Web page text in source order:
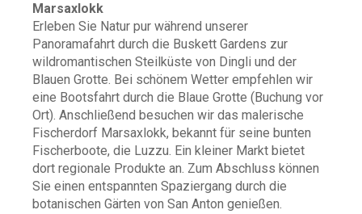
Marsaxlokk
Erleben Sie Natur pur während unserer
Panoramafahrt durch die Buskett Gardens zur
wildromantischen Steilküste von Dingli und der
Blauen Grotte. Bei schönem Wetter empfehlen wir
eine Bootsfahrt durch die Blaue Grotte (Buchung vor
Ort). Anschließend besuchen wir das malerische
Fischerdorf Marsaxlokk, bekannt für seine bunten
Fischerboote, die Luzzu. Ein kleiner Markt bietet
dort regionale Produkte an. Zum Abschluss können
Sie einen entspannten Spaziergang durch die
botanischen Gärten von San Anton genießen.